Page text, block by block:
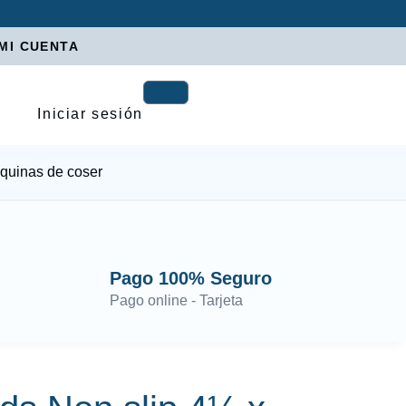
CUENTA
Iniciar sesión
de coser
Pago 100% Seguro
Pago online - Tarjeta